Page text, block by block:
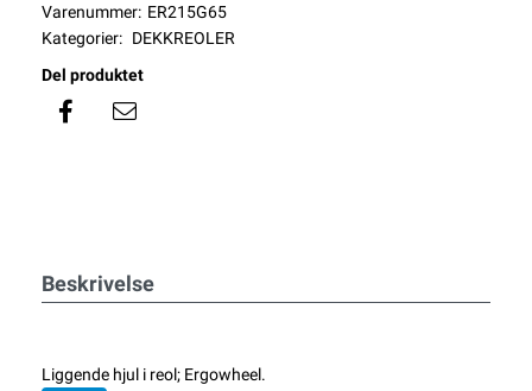
Varenummer: ER215G65
Kategorier: DEKKREOLER
Del produktet
Beskrivelse
Liggende hjul i reol; Ergowheel.